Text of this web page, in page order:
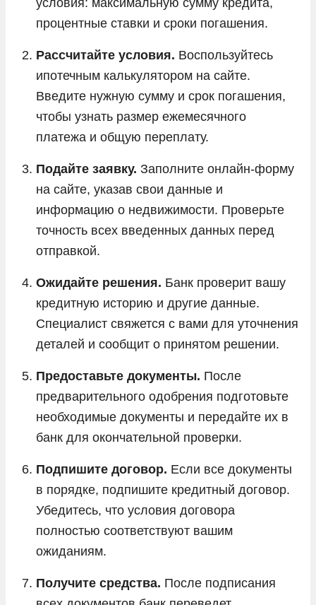
процентные ставки и сроки погашения.
Рассчитайте условия. Воспользуйтесь
ипотечным калькулятором на сайте.
Введите нужную сумму и срок погашения,
чтобы узнать размер ежемесячного
платежа и общую переплату.
Подайте заявку. Заполните онлайн-форму
на сайте, указав свои данные и
информацию о недвижимости. Проверьте
точность всех введенных данных перед
отправкой.
Ожидайте решения. Банк проверит вашу
кредитную историю и другие данные.
Специалист свяжется с вами для уточнения
деталей и сообщит о принятом решении.
Предоставьте документы. После
предварительного одобрения подготовьте
необходимые документы и передайте их в
банк для окончательной проверки.
Подпишите договор. Если все документы
в порядке, подпишите кредитный договор.
Убедитесь, что условия договора
полностью соответствуют вашим
ожиданиям.
Получите средства. После подписания